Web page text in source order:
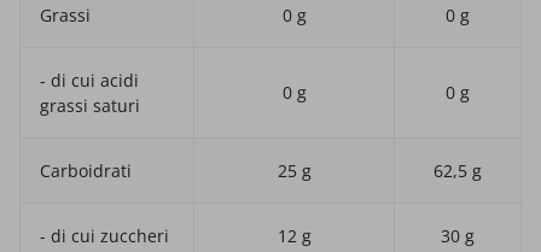
Grassi 0 g 0 g
- di cui acidi
grassi saturi
0 g 0 g
Carboidrati 25 g 62,5 g
- di cui zuccheri 12 g 30 g